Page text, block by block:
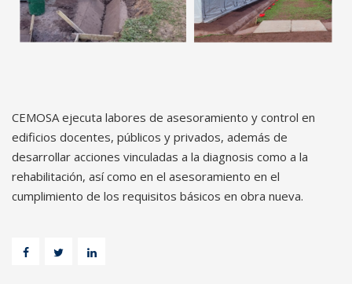
CEMOSA ejecuta labores de asesoramiento y control en
edificios docentes, públicos y privados, además de
desarrollar acciones vinculadas a la diagnosis como a la
rehabilitación, así como en el asesoramiento en el
cumplimiento de los requisitos básicos en obra nueva.